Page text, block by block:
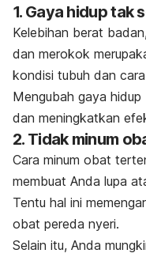
1. Gaya hidup tak
Kelebihan berat
dan merokok
kondisi tubuh dan
Mengubah gaya
dan meningkatkan
2. Tidak minum
Cara minum obat
membuat Anda lupa
Tentu hal ini
obat pereda nyeri.
Selain itu, Anda